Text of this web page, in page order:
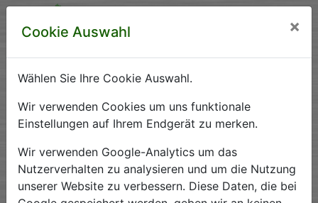
Krankenhausverzeichnis
Sachsen-Anhalt
Ein Service der Krankenhausgesellschaft Sachsen-Anhalt
Cookie Auswahl ×
Wählen Sie Ihre Cookie Auswahl.
Wir verwenden Cookies um uns funktionale
Einstellungen auf Ihrem Endgerät zu merken.
Wir verwenden Google-Analytics um das
Nutzerverhalten zu analysieren und um die Nutzung
unserer Website zu verbessern. Diese Daten, die bei